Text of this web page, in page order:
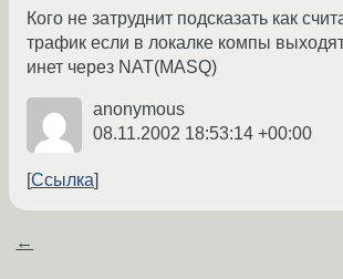
Кого не затруднит подсказать как
трафик если в локалке компы
инет через NAT(MASQ)
anonymous
08.11.2002 18:53:14 +00:00
Ссылка
←